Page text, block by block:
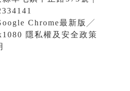
Chrome最新版╱
隱私權及安全政策